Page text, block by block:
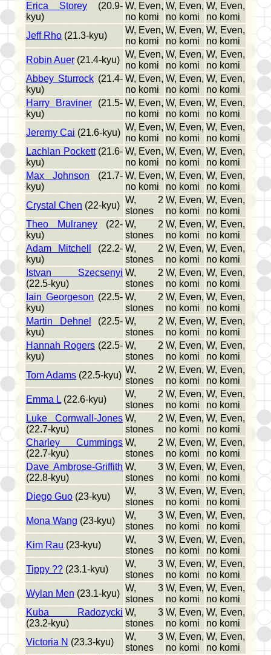
Erica Storey (20.9-
kyu)
W, Even,
no komi
W, Even,
no komi
W, Even,
no komi
Jeff Rho (21.3-kyu)
W, Even,
no komi
W, Even,
no komi
W, Even,
no komi
Robin Auer (21.4-kyu)
W, Even,
no komi
W, Even,
no komi
W, Even,
no komi
Abbey Sturrock (21.4-
kyu)
W, Even,
no komi
W, Even,
no komi
W, Even,
no komi
Harry Braviner (21.5-
kyu)
W, Even,
no komi
W, Even,
no komi
W, Even,
no komi
Jeremy Cai (21.6-kyu)
W, Even,
no komi
W, Even,
no komi
W, Even,
no komi
Lachlan Pockett(21.6-
kyu)
W, Even,
no komi
W, Even,
no komi
W, Even,
no komi
Max Johnson (21.7-
kyu)
W, Even,
no komi
W, Even,
no komi
W, Even,
no komi
Crystal Chen (22-kyu)
W, 2
stones
W, Even,
no komi
W, Even,
no komi
Theo Mulraney(22-
kyu)
W, 2
stones
W, Even,
no komi
W, Even,
no komi
Adam Mitchell
(22.2-
kyu)
W, 2
stones
W, Even,
no komi
W, Even,
no komi
Istvan Szecsenyi
(22.5-kyu)
W, 2
stones
W, Even,
no komi
W, Even,
no komi
Iain Georgeson (22.5-
kyu)
W, 2
stones
W, Even,
no komi
W, Even,
no komi
Martin Dehnel
(22.5-
kyu)
W, 2
stones
W, Even,
no komi
W, Even,
no komi
Hannah Rogers (22.5-
kyu)
W, 2
stones
W, Even,
no komi
W, Even,
no komi
Tom Adams (22.5-kyu)
W, 2
stones
W, Even,
no komi
W, Even,
no komi
Emma L(22.6-kyu)
W, 2
stones
W, Even,
no komi
W, Even,
no komi
Luke Cornwall-Jones
(22.7-kyu)
W, 2
stones
W, Even,
no komi
W, Even,
no komi
Charley Cummings
(22.7-kyu)
W, 2
stones
W, Even,
no komi
W, Even,
no komi
Dave Ambrose-Griffith
(22.8-kyu)
W, 3
stones
W, Even,
no komi
W, Even,
no komi
Diego Guo (23-kyu)
W, 3
stones
W, Even,
no komi
W, Even,
no komi
Mona Wang (23-kyu)
W, 3
stones
W, Even,
no komi
W, Even,
no komi
Kim Rau (23-kyu)
W, 3
stones
W, Even,
no komi
W, Even,
no komi
Tippy ?? (23.1-kyu)
W, 3
stones
W, Even,
no komi
W, Even,
no komi
Wylan Men (23.1-kyu)
W, 3
stones
W, Even,
no komi
W, Even,
no komi
Kuba Radozycki
(23.2-kyu)
W, 3
stones
W, Even,
no komi
W, Even,
no komi
Victoria N (23.3-kyu)
W, 3
stones
W, Even,
no komi
W, Even,
no komi